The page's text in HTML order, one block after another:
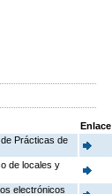
Enlace
Prácticas de
de locales y
electrónicos